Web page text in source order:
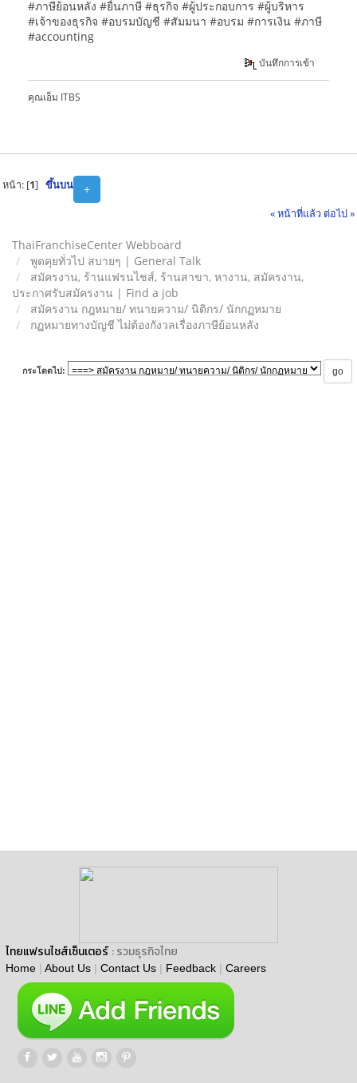
#ภาษีย้อนหลัง #ยื่นภาษี #ธุรกิจ #ผู้ประกอบการ #ผู้บริหาร
#เจ้าของธุรกิจ #อบรมบัญชี #สัมมนา #อบรม #การเงิน #ภาษี
#accounting
บันทึกการเข้า
คุณเอ็ม ITBS
+
หน้า: [1] ขึ้นบน
« หน้าที่แล้ว ต่อไป »
ThaiFranchiseCenter Webboard
พูดคุยทั่วไป สบายๆ | General Talk
สมัครงาน, ร้านแฟรนไชส์, ร้านสาขา, หางาน, สมัครงาน,
ประกาศรับสมัครงาน | Find a job
สมัครงาน กฎหมาย/ ทนายความ/ นิติกร/ นักกฏหมาย
กฏหมายทางบัญชี ไม่ต้องกังวลเรื่องภาษีย้อนหลัง
กระโดดไป:
ไทยแฟรนไชส์เซ็นเตอร์ : รวมธุรกิจไทย
Home | About Us | Contact Us | Feedback | Careers